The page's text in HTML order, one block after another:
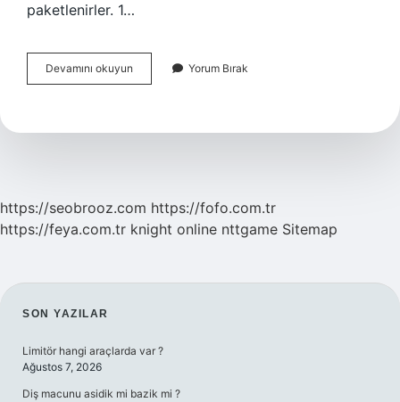
paketlenirler. 1…
Devamını okuyun
Palet
Taşı
Yorum Bırak
https://seobrooz.com https://fofo.com.tr
https://feya.com.tr knight online nttgame Sitemap
SIDEBAR
SON YAZILAR
Limitör hangi araçlarda var ?
Ağustos 7, 2026
Diş macunu asidik mi bazik mi ?